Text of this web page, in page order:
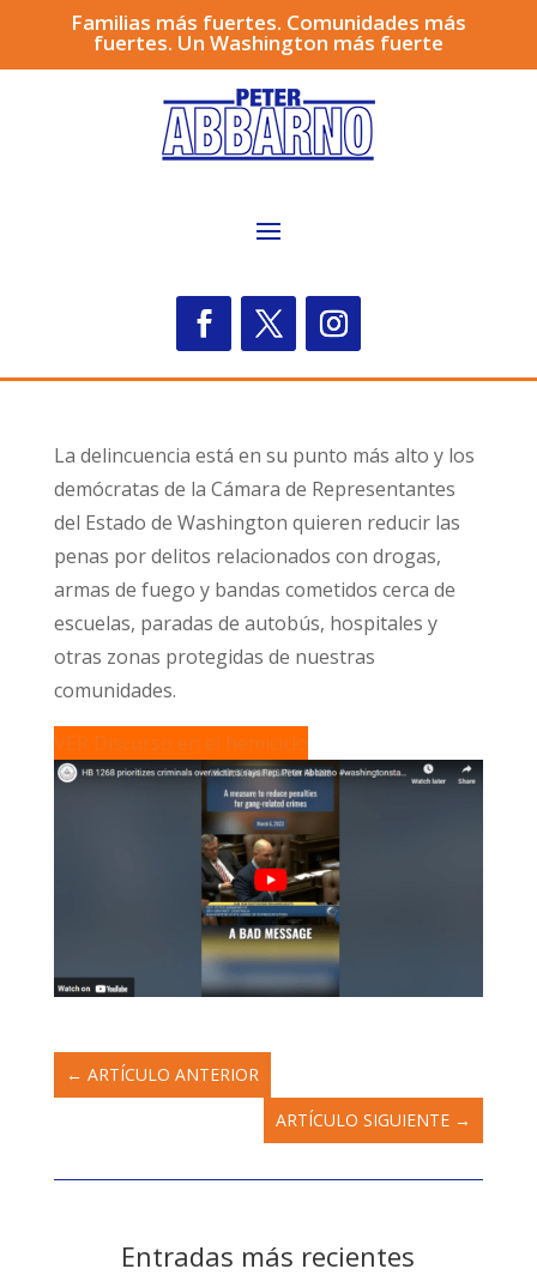
Familias más fuertes. Comunidades más
fuertes. Un Washington más fuerte
La delincuencia está en su punto más alto y los
demócratas de la Cámara de Representantes
del Estado de Washington quieren reducir las
penas por delitos relacionados con drogas,
armas de fuego y bandas cometidos cerca de
escuelas, paradas de autobús, hospitales y
otras zonas protegidas de nuestras
comunidades.
VER Discurso en el hemiciclo
← ARTÍCULO ANTERIOR
ARTÍCULO SIGUIENTE →
Entradas más recientes